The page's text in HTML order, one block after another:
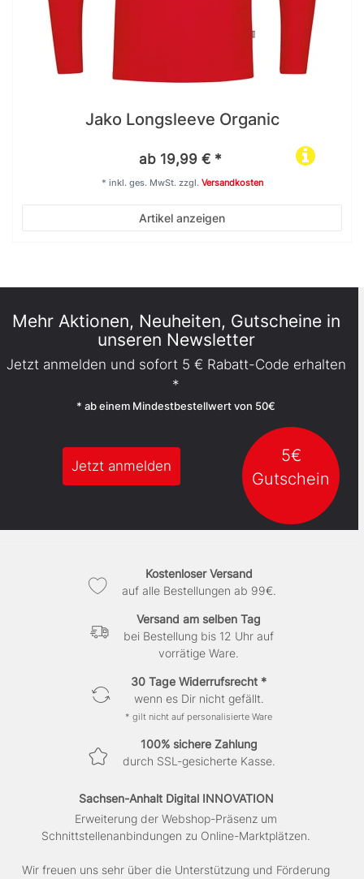
Jako Longsleeve Organic
ab 19,99 € *
Artikel anzeigen
* inkl. ges. MwSt.zzgl. Versandkosten
Mehr Aktionen, Neuheiten, Gutscheine in
unseren Newsletter
Jetzt anmelden und sofort 5 € Rabatt-Code erhalten
*
* ab einem Mindestbestellwert von 50€
Jetzt anmelden
5€
Gutschein
Kostenloser Versand
auf alle Bestellungen ab 99€.
Versand am selben Tag
bei Bestellung bis 12 Uhr auf
vorrätige Ware.
30 Tage Widerrufsrecht *
wenn es Dir nicht gefällt.
* gilt nicht auf personalisierte Ware
100% sichere Zahlung
durch SSL-gesicherte Kasse.
Sachsen-Anhalt Digital INNOVATION
Erweiterung der Webshop-Präsenz um
Schnittstellenanbindungen zu Online-Marktplätzen.
Wir freuen uns sehr über die Unterstützung und Förderung